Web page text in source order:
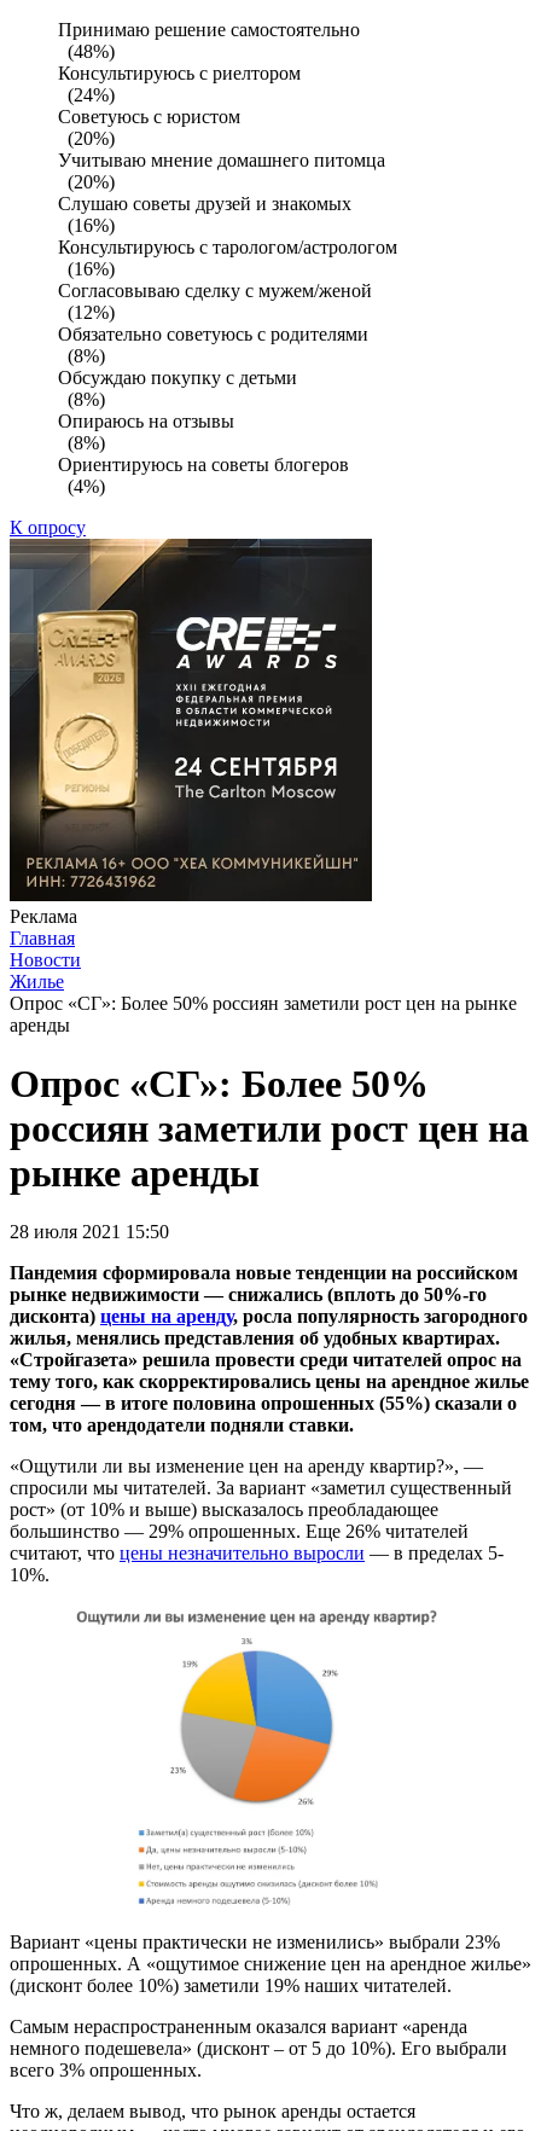
Принимаю решение самостоятельно
(48%)
Консультируюсь с риелтором
(24%)
Советуюсь с юристом
(20%)
Учитываю мнение домашнего питомца
(20%)
Слушаю советы друзей и знакомых
(16%)
Консультируюсь с тарологом/астрологом
(16%)
Согласовываю сделку с мужем/женой
(12%)
Обязательно советуюсь с родителями
(8%)
Обсуждаю покупку с детьми
(8%)
Опираюсь на отзывы
(8%)
Ориентируюсь на советы блогеров
(4%)
К опросу
Реклама
Главная
Новости
Жилье
Опрос «СГ»: Более 50% россиян заметили рост цен на рынке
аренды
Опрос «СГ»: Более 50%
россиян заметили рост цен на
рынке аренды
28 июля 2021 15:50
Пандемия сформировала новые тенденции на российском
рынке недвижимости — снижались (вплоть до 50%-го
дисконта) цены на аренду, росла популярность загородного
жилья, менялись представления об удобных квартирах.
«Стройгазета» решила провести среди читателей опрос на
тему того, как скорректировались цены на арендное жилье
сегодня — в итоге половина опрошенных (55%) сказали о
том, что арендодатели подняли ставки.
«Ощутили ли вы изменение цен на аренду квартир?», —
спросили мы читателей. За вариант «заметил существенный
рост» (от 10% и выше) высказалось преобладающее
большинство — 29% опрошенных. Еще 26% читателей
считают, что цены незначительно выросли — в пределах 5-
10%.
Вариант «цены практически не изменились» выбрали 23%
опрошенных. А «ощутимое снижение цен на арендное жилье»
(дисконт более 10%) заметили 19% наших читателей.
Самым нераспространенным оказался вариант «аренда
немного подешевела» (дисконт – от 5 до 10%). Его выбрали
всего 3% опрошенных.
Что ж, делаем вывод, что рынок аренды остается